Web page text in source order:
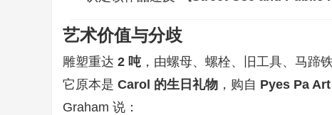
艺术价值与分歧
雕塑重达 2 吨 ，由螺母、螺栓、旧工具、马蹄
它原本是 Carol 的生日礼物 ，购自 Pyes Pa
Graham 说：